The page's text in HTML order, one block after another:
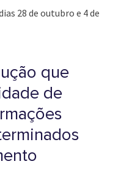
28 de outubro e 4 de
que
de